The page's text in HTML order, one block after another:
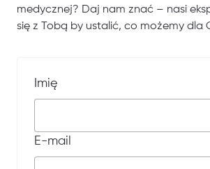
medycznej? Daj nam znać – nasi
się z Tobą by ustalić, co możemy dla
Imię
E-mail